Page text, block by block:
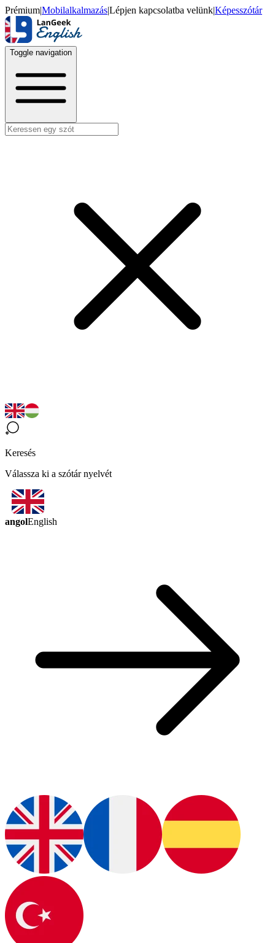
Prémium|Mobilalkalmazás|Lépjen kapcsolatba velünk|Képesszótár
Toggle navigation
Keresés
Válassza ki a szótár nyelvét
angolEnglish